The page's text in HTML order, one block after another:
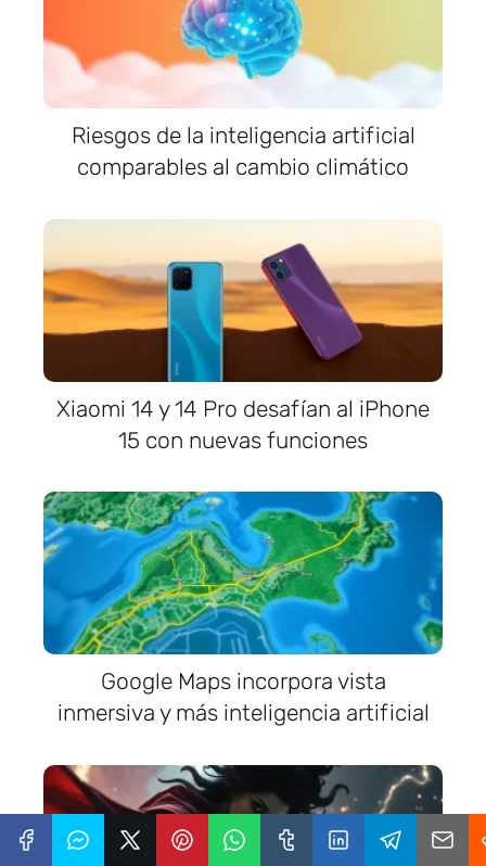
Riesgos de la inteligencia artificial
comparables al cambio climático
Xiaomi 14 y 14 Pro desafían al iPhone
15 con nuevas funciones
Google Maps incorpora vista
inmersiva y más inteligencia artificial